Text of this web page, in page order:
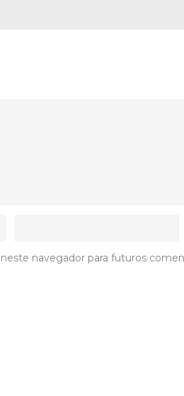
navegador para futuros